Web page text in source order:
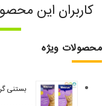
کاربران این
محصولات ویژه
بستنی